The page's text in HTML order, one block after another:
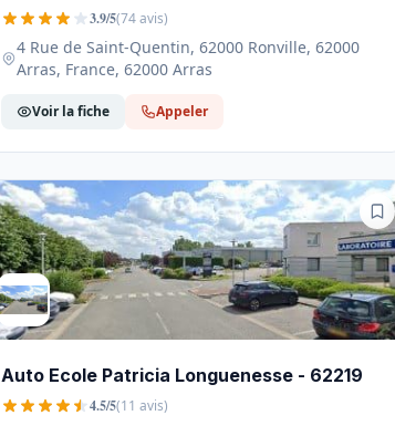
3.9/5(74 avis)
4 Rue de Saint-Quentin, 62000 Ronville, 62000
Arras, France, 62000 Arras
Voir la fiche Appeler
Auto Ecole Patricia Longuenesse - 62219
4.5/5(11 avis)